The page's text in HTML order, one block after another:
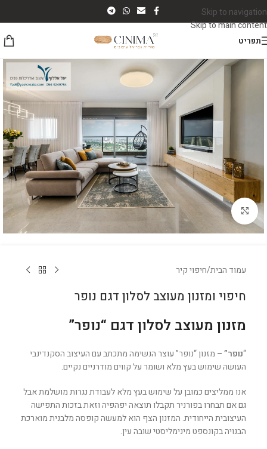
Skip to navigation
Skip to main content
תפריט
לחץ להגדלה
עמוד הבית/חיפוי קיר
חיפוי ומזנון מעוצב לסלון דגם נופר
מזנון מעוצב לסלון דגם “נופר”
“נופר” – מזנון “נופר” עוצר הנשימה מתכתב עם העיצוב הסקנדינבי
העושה שימוש בעץ מלא ושומר על קווים מודרניים נקיים.
אנו ממליצים כמובן על שימוש בעץ מלא לעבודת נגרות מושלמת אבל
גם אם תבחרו בפורניר תקבלו תוצאה יפהפיה וזאת בזכות התפישה
העיצובית הייחודית. המזנון הצף הוא למעשה קופסה מלבנית מוארכת
הבנויה בקונספט מינימליסטי שובה עין.